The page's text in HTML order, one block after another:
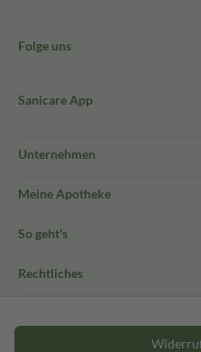
Folge uns
Sanicare App
Unternehmen
Meine Apotheke
So geht's
Rechtliches